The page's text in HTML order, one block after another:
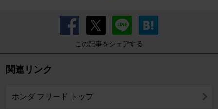
この記事をシェアする
関連リンク
ホンダ フリード トップ